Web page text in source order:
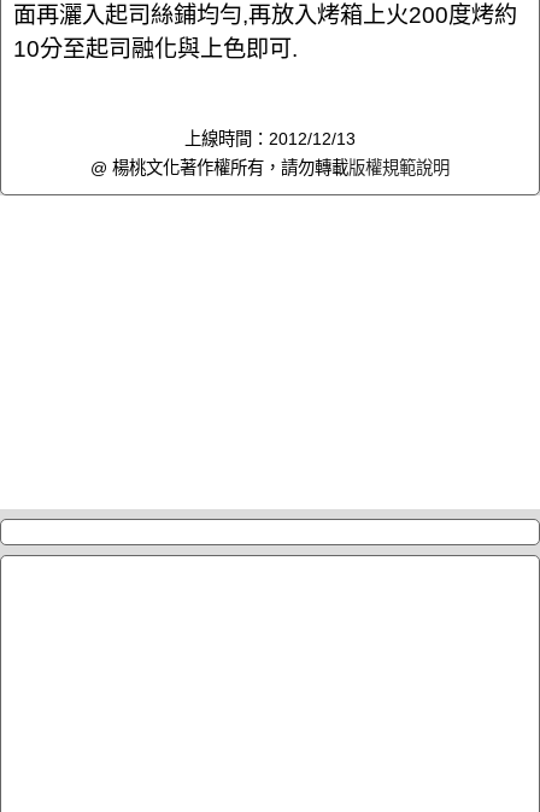
面再灑入起司絲鋪均勻,再放入烤箱上火200度烤約
10分至起司融化與上色即可.
上線時間：2012/12/13
@ 楊桃文化著作權所有，請勿轉載版權規範說明